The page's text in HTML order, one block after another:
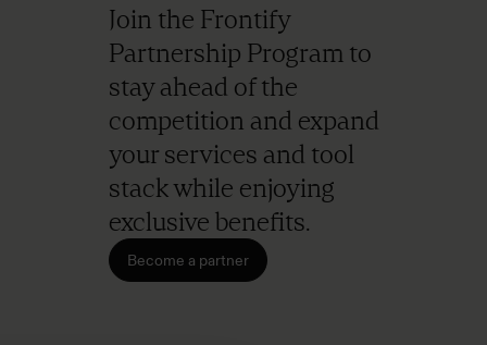
Join the Frontify
Partnership Program to
stay ahead of the
competition and expand
your services and tool
stack while enjoying
exclusive benefits.
Become a partner